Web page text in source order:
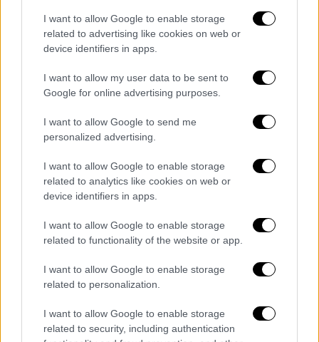
I want to allow Google to enable storage
related to advertising like cookies on web or
device identifiers in apps.
I want to allow my user data to be sent to
Google for online advertising purposes.
I want to allow Google to send me
personalized advertising.
I want to allow Google to enable storage
related to analytics like cookies on web or
device identifiers in apps.
I want to allow Google to enable storage
related to functionality of the website or app.
I want to allow Google to enable storage
related to personalization.
I want to allow Google to enable storage
related to security, including authentication
Ελλάδα 09.07.2026 14:26
Θεσσαλονίκη: Εμπιστεύτηκε τα παιδιά
σε άθλιες συνθήκες
σχηματίζεται δικογραφία και σε βάρος της
μητέρας των παιδιών